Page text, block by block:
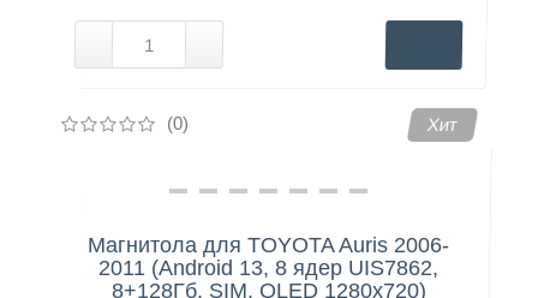
(0) Хит
Магнитола для TOYOTA Auris 2006-
2011 (Android 13, 8 ядер UIS7862,
8+128Гб, SIM, QLED 1280x720)